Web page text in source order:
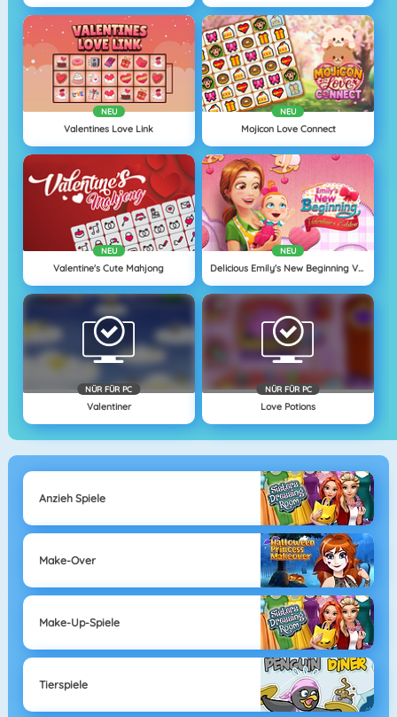
NEU
Valentines Love Link
NEU
Mojicon Love Connect
NEU
Valentine's Cute Mahjong
NEU
Delicious Emily's New Beginning Valentine's Edition
NÜR FÜR PC
Valentiner
NÜR FÜR PC
Love Potions
Anzieh Spiele
Make-Over
Make-Up-Spiele
Tierspiele